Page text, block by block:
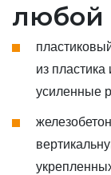
любой
из
усиленные